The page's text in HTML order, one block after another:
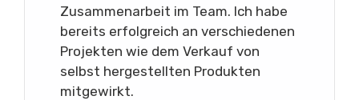
Zusammenarbeit im Team. Ich habe
bereits erfolgreich an verschiedenen
Projekten wie dem Verkauf von
selbst hergestellten Produkten
mitgewirkt.